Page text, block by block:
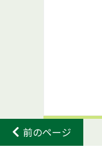
前のページ